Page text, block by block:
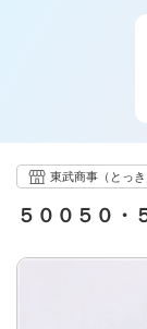
５００５０・
東武商事（とっき